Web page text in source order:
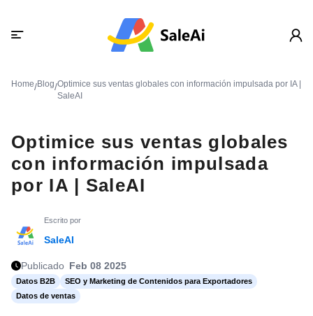
Home/Blog/Optimice sus ventas globales con información impulsada por IA |
SaleAI
Optimice sus ventas globales
con información impulsada
por IA | SaleAI
Escrito por
SaleAI
Publicado Feb 08 2025
Datos B2B
SEO y Marketing de Contenidos para Exportadores
Datos de ventas